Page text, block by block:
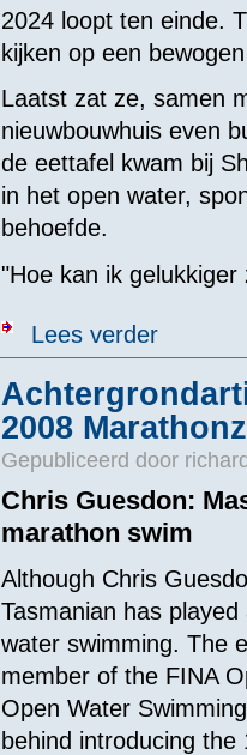
2024 loopt ten einde.
kijken op een
Laatst zat ze, samen
nieuwbouwhuis even
de eettafel kwam bij
in het open water,
behoefde.
"Hoe kan ik
Lees verderover Mijn
2008
Gepubliceerd door
Chris Guesdon:
marathon swim
Although Chris
Tasmanian has
water swimming. The
member of the FINA
Open Water
behind introducing